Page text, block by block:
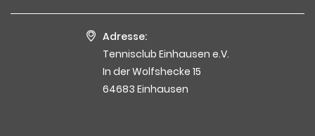
Adresse:
Tennisclub Einhausen e.V.
In der Wolfshecke 15
64683 Einhausen